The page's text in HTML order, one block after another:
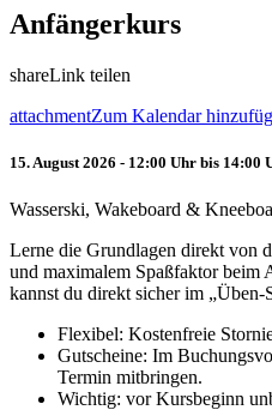
Anfängerkurs
shareLink teilen
attachmentZum Kalendar
15. August 2026 - 12:00 Uhr bis 14:00
Wasserski, Wakeboard &
Lerne die Grundlagen direkt von
und maximalem Spaßfaktor beim
kannst du direkt sicher im „Üben-
Flexibel: Kostenfreie
Gutscheine: Im
Termin mitbringen.
Wichtig: vor Kursbeginn